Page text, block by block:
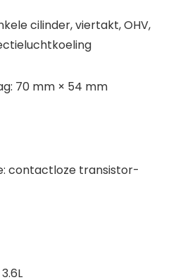
cilinder, viertakt, OHV,
70 mm × 54 mm
contactloze transistor-